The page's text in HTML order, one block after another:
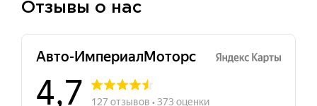
Отзывы о нас